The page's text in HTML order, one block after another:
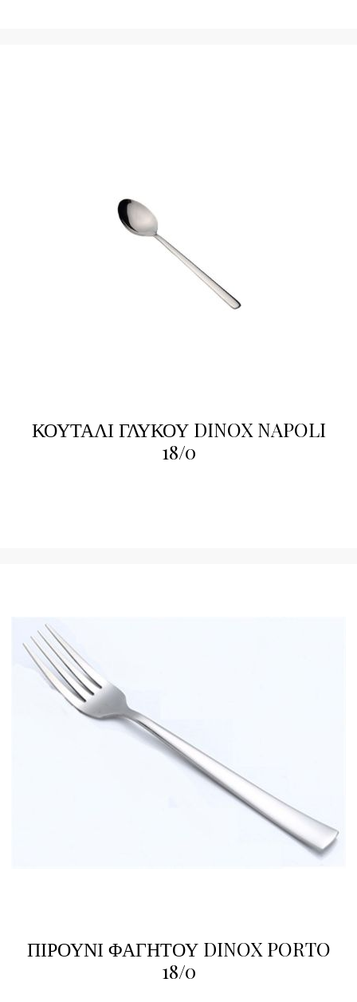
ΚΟΥΤΑΛΙ ΓΛΥΚΟΥ DINOX NAPOLI
18/0
ΠΙΡΟΥΝΙ ΦΑΓΗΤΟΥ DINOX PORTO
18/0